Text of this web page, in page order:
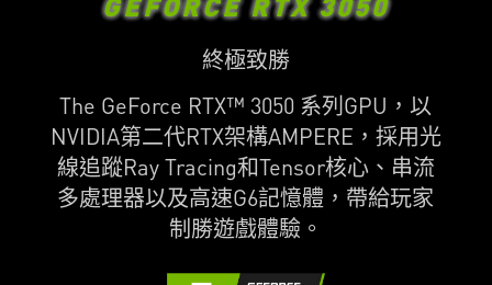
終極致勝
The GeForce RTX™ 3050 系列GPU，以
NVIDIA第二代RTX架構AMPERE，採用光
線追蹤Ray Tracing和Tensor核心、串流
多處理器以及高速G6記憶體，帶給玩家
制勝遊戲體驗。